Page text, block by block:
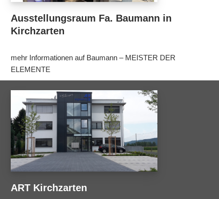
Ausstellungsraum Fa. Baumann in
Kirchzarten
mehr Informationen auf Baumann – MEISTER DER
ELEMENTE
ART Kirchzarten